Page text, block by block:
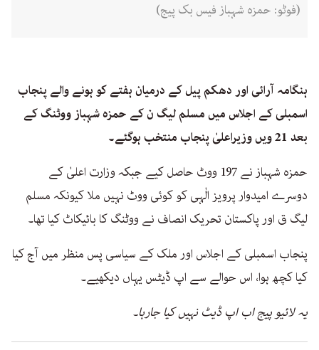
(فوٹو: حمزہ شہباز فیس بک پیج)
ہنگامہ آرائی اور دھکم پیل کے درمیان ہفتے کو ہونے والے پنجاب
اسمبلی کے اجلاس میں مسلم لیگ ن کے حمزہ شہباز ووٹنگ کے
بعد 21 ویں وزیراعلیٰ پنجاب منتخب ہوگئے۔
حمزہ شہباز نے 197 ووٹ حاصل کیے جبکہ وزارت اعلیٰ کے
دوسرے امیدوار پرویز الٰہی کو کوئی ووٹ نہیں ملا کیونکہ مسلم
لیگ ق اور پاکستان تحریک انصاف نے ووٹنگ کا بائیکاٹ کیا تھا۔
پنجاب اسمبلی کے اجلاس اور ملک کے سیاسی پس منظر میں آج کیا
کیا کچھ ہوا، اس حوالے سے اپ ڈیٹس یہاں دیکھیے۔
یہ لائیو پیج اب اپ ڈیٹ نہیں کیا جارہا۔